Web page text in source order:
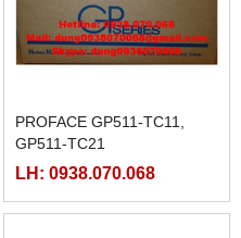
PROFACE GP511-TC11,
GP511-TC21
LH: 0938.070.068